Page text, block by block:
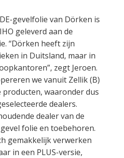
gevelfolie van Dörken is
geleverd aan de
“Dörken heeft zijn
in Duitsland, maar in
zegt Jeroen.
we vanuit Zellik (B)
producten, waaronder dus
dealers.
dealer van de
gevel folie en toebehoren.
gemakkelijk verwerken
in een PLUS-versie,